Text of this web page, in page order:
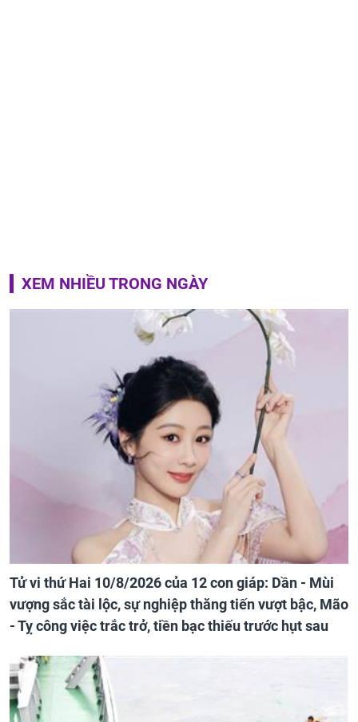
XEM NHIỀU TRONG NGÀY
Tử vi thứ Hai 10/8/2026 của 12 con giáp: Dần - Mùi
vượng sắc tài lộc, sự nghiệp thăng tiến vượt bậc, Mão
- Tỵ công việc trắc trở, tiền bạc thiếu trước hụt sau